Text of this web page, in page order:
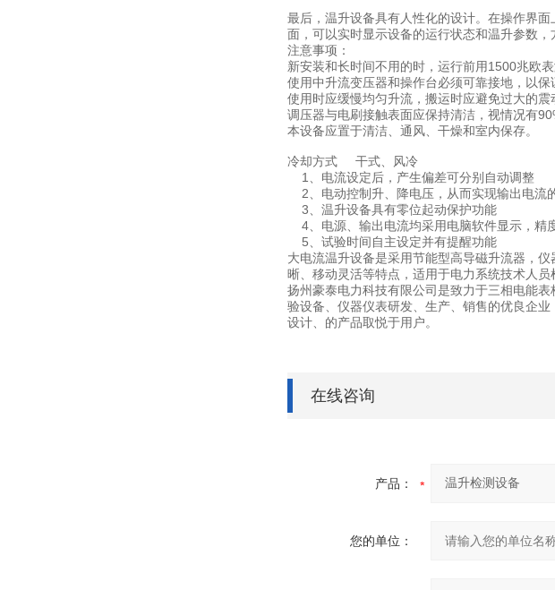
最后，温升设备具有人性化的设计。在操作界
面，可以实时显示设备的运行状态和温升参数，
注意事项：
新安装和长时间不用的时，运行前用1500兆欧
使用中升流变压器和操作台必须可靠接地，以保
使用时应缓慢均匀升流，搬运时应避免过大的震
调压器与电刷接触表面应保持清洁，视情况有
本设备应置于清洁、通风、干燥和室内保存。
冷却方式 干式、风冷
1、电流设定后，产生偏差可分别自动调整
2、电动控制升、降电压，从而实现输出电流
3、温升设备具有零位起动保护功能
4、电源、输出电流均采用电脑软件显示，精
5、试验时间自主设定并有提醒功能
大电流温升设备是采用节能型高导磁升流器，
晰、移动灵活等特点，适用于电力系统技术人
扬州豪泰电力科技有限公司是致力于三相电能
验设备、仪器仪表研发、生产、销售的优良企
设计、的产品取悦于用户。
在线咨询
产品：
您的单位：